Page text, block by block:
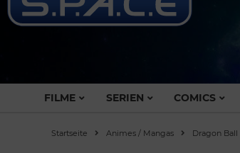
FILME SERIEN COMICS
Startseite Animes / Mangas Dragon Ball